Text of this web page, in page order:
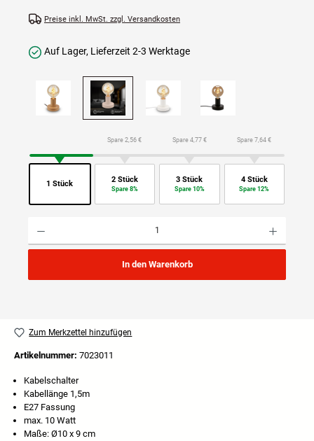
Preise inkl. MwSt. zzgl. Versandkosten
Auf Lager, Lieferzeit 2-3 Werktage
1 Stück
Spare 2,56 €
2 Stück
Spare 8%
Spare 4,77 €
3 Stück
Spare 10%
Spare 7,64 €
4 Stück
Spare 12%
In den Warenkorb
Zum Merkzettel hinzufügen
Artikelnummer: 7023011
Kabelschalter
Kabellänge 1,5m
E27 Fassung
max. 10 Watt
Maße: Ø10 x 9 cm